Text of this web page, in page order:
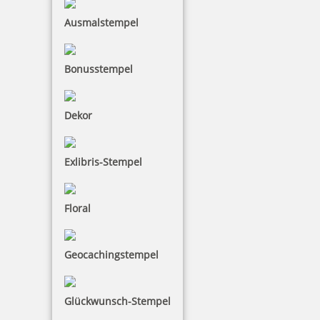
Ausmalstempel
Bonusstempel
Dekor
Exlibris-Stempel
Floral
Geocachingstempel
Glückwunsch-Stempel
stehen mit diesem für deren hervorragende Qualität ein.
gegenüber der Originalware - je nach Belichtung und
perspektivischem Blickwinkel - Abweichungen in Farbe,
enthalten. Dies ist auch abhängig von den Einstellungen
am IT-System des Kunden, der Qualität und Kalibrierung
Sollte dem Kunden ein Fehler in der Produktdarstellung
bekannt werden, bitten wir höflich um entsprechenden
Hinweis. Wir werden die Beanstandung umgehend
überprüfen und den Fehler ggf. abstellen.
5. Bezahlung
In unserem Shop stehen Ihnen grundsätzlich die
folgenden Zahlungsarten zur Verfügung: